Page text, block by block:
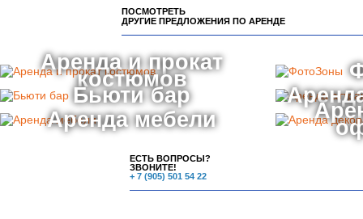
ПОСМОТРЕТЬ
ДРУГИЕ ПРЕДЛОЖЕНИЯ ПО АРЕНДЕ
Аренда и прокат
костюмов
Бьюти бар
Аренда мебели
ЕСТЬ ВОПРОСЫ?
ЗВОНИТЕ!
+ 7 (905) 501 54 22